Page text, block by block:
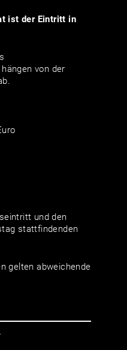
ist der Eintritt in
von der
und den
stattfindenden
gelten abweichende